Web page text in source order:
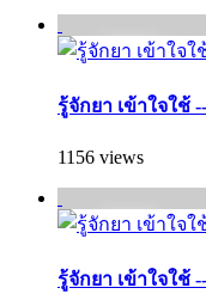
รู้จักยา เข้าใจใช้
1156 views
รู้จักยา เข้าใจใช้